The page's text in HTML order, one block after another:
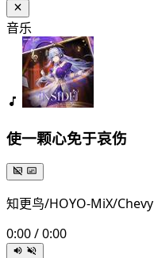
音乐
使一颗心免于哀伤
知更鸟/HOYO-MiX/Chevy
0:00/0:00